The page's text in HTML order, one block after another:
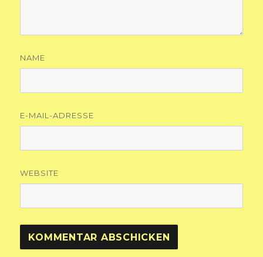
NAME
E-MAIL-ADRESSE
WEBSITE